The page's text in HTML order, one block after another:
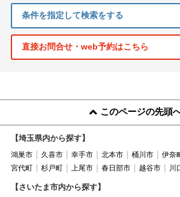
条件を指定して検索をする
直接お問合せ・web予約はこちら
このページの先頭
【埼玉県内から探す】
鴻巣市 久喜市 幸手市 北本市 桶川市 伊奈
宮代町
杉戸町 上尾市 春日部市 越谷市 川
【さいたま市内から探す】